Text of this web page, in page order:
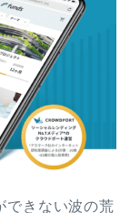
できない波の荒